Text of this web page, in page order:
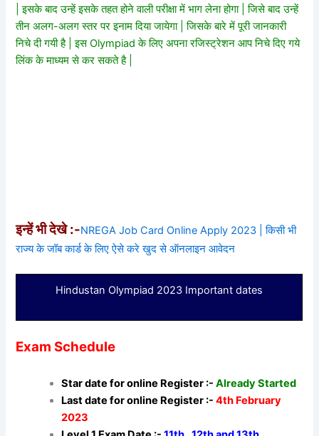
| इसके बाद उन्हें इसके तहत होने वाली परीक्षा में भाग लेना होगा | जिसे बाद उन्हें
तीन अलग-अलग स्तर पर इनाम दिया जायेगा | जिसके बारे में पूरी जानकारी
निचे दी गयी है | इस Olympiad के लिए अपना रजिस्ट्रेशन आप निचे दिए गये
लिंक के माध्यम से कर सकते है |
इन्हें भी देखे :-NREGA Job Card Online Apply 2023 | किसी भी
राज्य के जॉब कार्ड के लिए ऐसे करे खुद से ऑनलाइन आवेदन
Hindustan Olympiad 2023 Important dates
Exam Schedule
Star date for online Register :-Already Started
Last date for online Register :-4th February
2023